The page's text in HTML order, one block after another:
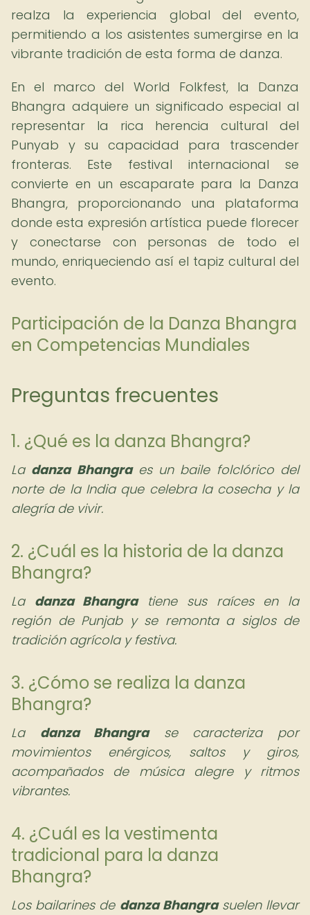
realza la experiencia global del evento,
permitiendo a los asistentes sumergirse en la
vibrante tradición de esta forma de danza.
En el marco del World Folkfest, la Danza
Bhangra adquiere un significado especial al
representar la rica herencia cultural del
Punyab y su capacidad para trascender
fronteras. Este festival internacional se
convierte en un escaparate para la Danza
Bhangra, proporcionando una plataforma
donde esta expresión artística puede florecer
y conectarse con personas de todo el
mundo, enriqueciendo así el tapiz cultural del
evento.
Participación de la Danza Bhangra
en Competencias Mundiales
Preguntas frecuentes
1. ¿Qué es la danza Bhangra?
La danza Bhangraes un baile folclórico del
norte de la India que celebra la cosecha y la
alegría de vivir.
2. ¿Cuál es la historia de la danza
Bhangra?
La danza Bhangratiene sus raíces en la
región de Punjab y se remonta a siglos de
tradición agrícola y festiva.
3. ¿Cómo se realiza la danza
Bhangra?
La danza Bhangrase caracteriza por
movimientos enérgicos, saltos y giros,
acompañados de música alegre y ritmos
vibrantes.
4. ¿Cuál es la vestimenta
tradicional para la danza
Bhangra?
Los bailarines de danza Bhangrasuelen llevar